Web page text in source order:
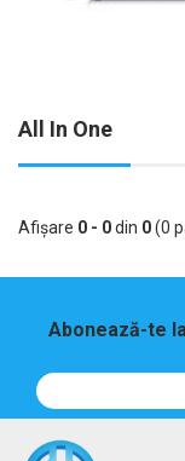
All In One
Afişare 0 - 0din 0(0
Abonează-te